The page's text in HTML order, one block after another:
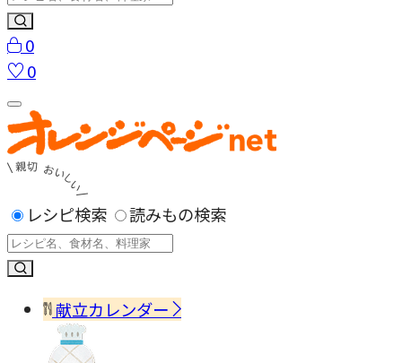
0
0
レシピ検索 読みもの検索
献立カレンダー